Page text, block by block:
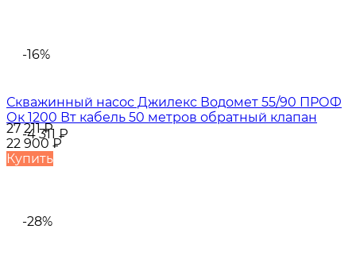
-16%
-4 311 ₽
Скважинный насос Джилекс Водомет 55/90 ПРОФ
Ок 1200 Вт кабель 50 метров обратный клапан
27 211₽
22 900 ₽
Купить
-28%